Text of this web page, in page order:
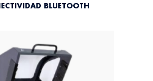
BLUETOOTH